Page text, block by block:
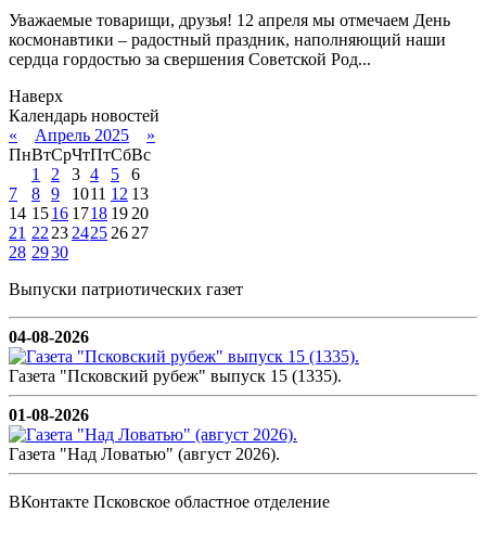
Уважаемые товарищи, друзья! 12 апреля мы отмечаем День
космонавтики – радостный праздник, наполняющий наши
сердца гордостью за свершения Советской Род...
Наверх
Календарь новостей
«
Апрель 2025
»
ПнВтСрЧтПтСбВс
1
2 3 4 5
6
7
8 9 1011 12 13
14 1516 1718 19 20
21 22 23 2425 26 27
28 2930
Выпуски патриотических газет
04-08-2026
Газета "Псковский рубеж" выпуск 15 (1335).
01-08-2026
Газета "Над Ловатью" (август 2026).
ВКонтакте Псковское областное отделение